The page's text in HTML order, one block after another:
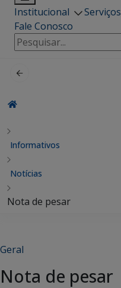
Institucional Serviços
Fale Conosco
Pesquisar
por:
Informativos
Notícias
Nota de pesar
Geral
Nota de pesar